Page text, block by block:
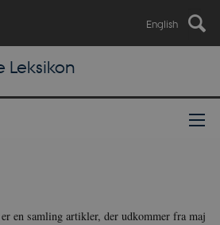
English
Leksikon
en samling artikler, der udkommer fra maj